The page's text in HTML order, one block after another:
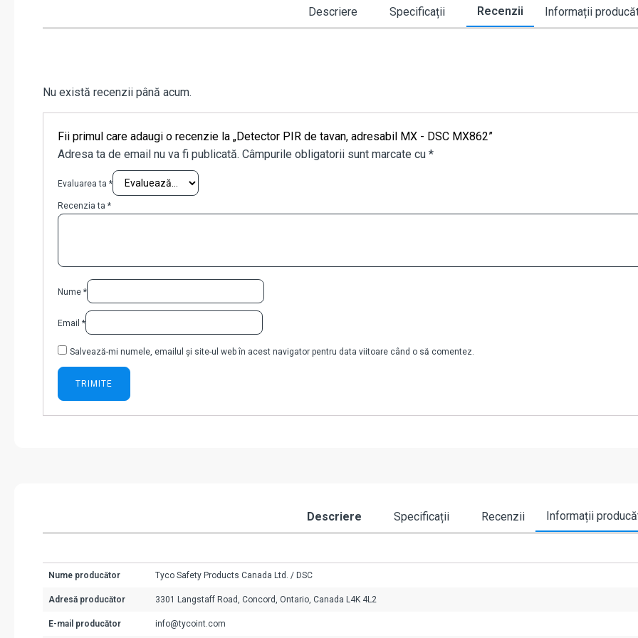
Descriere Specificații Recenzii Informații
Nu există recenzii până acum.
Fii primul care adaugi o recenzie la „Detector PIR de tavan, adresabil MX - DSC MX862”
Adresa ta de email nu va fi publicată. Câmpurile obligatorii sunt marcate cu *
Evaluarea ta *
Recenzia ta *
Nume *
Email *
Salvează-mi numele, emailul și site-ul web în acest navigator pentru data viitoare când o să comentez.
Descriere Specificații Recenzii Informații
Nume producător Tyco Safety Products Canada Ltd. / DSC
Adresă producător 3301 Langstaff Road, Concord, Ontario, Canada L4K 4L2
E-mail producător info@tycoint.com